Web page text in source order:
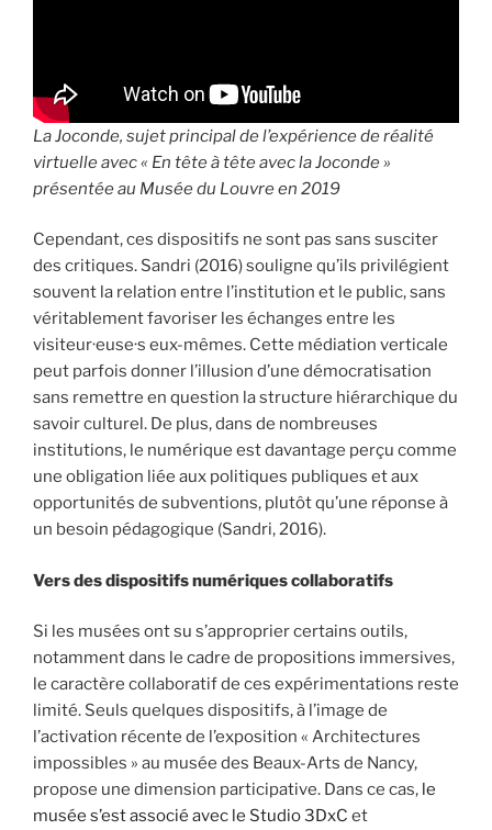
La Joconde, sujet principal de l’expérience de réalité
virtuelle avec « En tête à tête avec la Joconde »
présentée au Musée du Louvreen 2019
Cependant, ces dispositifs ne sont pas sans susciter
des critiques. Sandri (2016) souligne qu’ils privilégient
souvent la relation entre l’institution et le public, sans
véritablement favoriser les échanges entre les
visiteur·euse·s eux-mêmes. Cette médiation verticale
peut parfois donner l’illusion d’une démocratisation
sans remettre en question la structure hiérarchique du
savoir culturel. De plus, dans de nombreuses
institutions, le numérique est davantage perçu comme
une obligation liée aux politiques publiques et aux
opportunités de subventions, plutôt qu’une réponse à
un besoin pédagogique (Sandri, 2016).
Vers des dispositifs numériques collaboratifs
Si les musées ont su s’approprier certains outils,
notamment dans le cadre de propositions immersives,
le caractère collaboratif de ces expérimentations reste
limité. Seuls quelques dispositifs, à l’image de
l’activation récente de l’exposition « Architectures
impossibles » au musée des Beaux-Arts de Nancy,
propose une dimension participative. Dans ce cas, le
musée s’est associé avec le Studio 3DxC et